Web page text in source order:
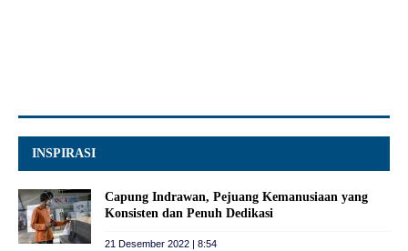
INSPIRASI
Capung Indrawan, Pejuang Kemanusiaan yang
Konsisten dan Penuh Dedikasi
21 Desember 2022 | 8:54